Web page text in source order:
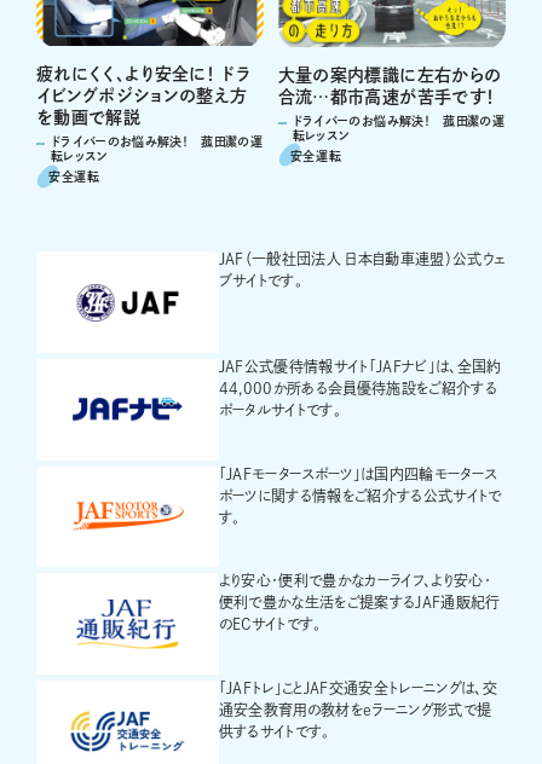
疲れにくく、より安全に！ ドラ
イビングポジションの整え方
を動画で解説
ドライバーのお悩み解決！ 菰田潔の運
転レッスン
安全運転
大量の案内標識に左右からの
合流…都市高速が苦手です！
ドライバーのお悩み解決！ 菰田潔の運
転レッスン
安全運転
JAF（一般社団法人 日本自動車連盟）公式ウェ
ブサイトです。
JAF公式優待情報サイト「JAFナビ」は、全国約
44,000か所ある会員優待施設をご紹介する
ポータルサイトです。
「JAFモータースポーツ」は国内四輪モータース
ポーツに関する情報をご紹介する公式サイトで
す。
より安心・便利で豊かなカーライフ、より安心・
便利で豊かな生活をご提案するJAF通販紀行
のECサイトです。
「JAFトレ」ことJAF交通安全トレーニングは、交
通安全教育用の教材をeラーニング形式で提
供するサイトです。